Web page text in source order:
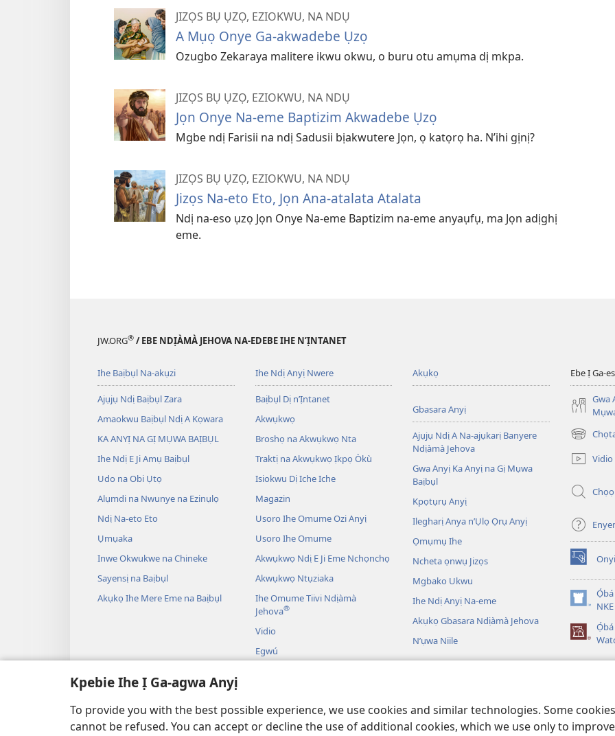
Kpebie Ihe Ị Ga-agwa Anyị
To provide you with the best possible experience, we use cookies and similar technologies. Some
cannot be refused. You can accept or decline the use of additional cookies, which we use only to
JIZỌS BỤ ỤZỌ, EZIOKWU, NA NDỤ
A Mụọ Onye Ga-akwadebe Ụzọ
Ozugbo Zekaraya malitere ikwu okwu, o buru otu amụma dị mkpa.
JIZỌS BỤ ỤZỌ, EZIOKWU, NA NDỤ
Jọn Onye Na-eme Baptizim Akwadebe Ụzọ
Mgbe ndị Farisii na ndị Sadusii bịakwutere Jọn, ọ katọrọ ha. N’ihi gịnị?
JIZỌS BỤ ỤZỌ, EZIOKWU, NA NDỤ
Jizọs Na-eto Eto, Jọn Ana-atalata Atalata
Ndị na-eso ụzọ Jọn Onye Na-eme Baptizim na-eme anyaụfụ, ma Jọn adịghị
eme.
JW.ORG® / EBE NDỊÀMÀ JEHOVA NA-EDEBE IHE N’ỊNTANET
Ihe Baịbụl Na-akụzi
Ajụjụ Ndị Baịbụl Zara
Amaokwu Baịbụl Ndị A Kọwara
KA ANYỊ NA GỊ MỤWA BAỊBỤL
Ihe Ndị E Ji Amụ Baịbụl
Udo na Obi Ụtọ
Alụmdi na Nwunye na Ezinụlọ
Ndị Na-eto Eto
Ụmụaka
Inwe Okwukwe na Chineke
Sayensị na Baịbụl
Akụkọ Ihe Mere Eme na Baịbụl
Ihe Ndị Anyị Nwere
Baịbụl Dị n’Ịntanet
Akwụkwọ
Broshọ na Akwụkwọ Nta
Traktị na Akwụkwọ Ịkpọ Òkù
Isiokwu Dị Iche Iche
Magazin
Usoro Ihe Omume Ozi Anyị
Usoro Ihe Omume
Akwụkwọ Ndị E Ji Eme Nchọnchọ
Akwụkwọ Ntụziaka
Ihe Omume Tiivi Ndịàmà
Jehova®
Vidio
Egwú
Akụkọ
Gbasara Anyị
Ajụjụ Ndị A Na-ajụkarị Banyere
Ndịàmà Jehova
Gwa Anyị Ka Anyị na Gị Mụwa
Baịbụl
Kpọtụrụ Anyị
Ilegharị Anya n’Ụlọ Ọrụ Anyị
Ọmụmụ Ihe
Ncheta ọnwụ Jizọs
Mgbako Ukwu
Ihe Ndị Anyị Na-eme
Akụkọ Gbasara Ndịàmà Jehova
N’ụwa Niile
Ebe Ị Ga-
Gwa
(ga-
emepere
gị
ọzọ
ga-
anọ
gụọ
ya)
Vidio
Chọọ
(ga-
emepere
gị
ebe
ga-
anọ
(ga-
emepere
gị
ọzọ
gụọ
ya)